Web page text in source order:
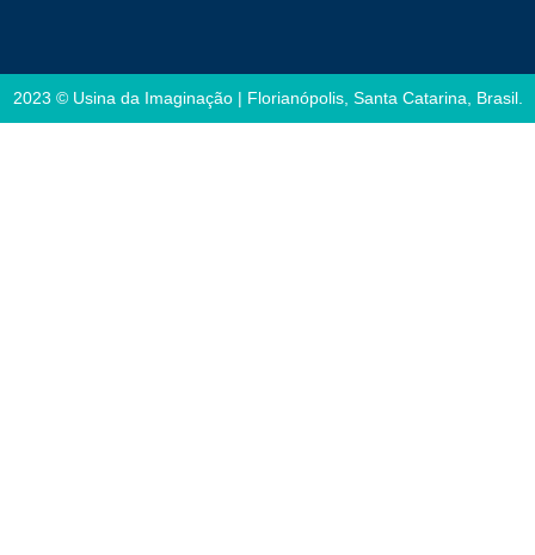
2023 © Usina da Imaginação | Florianópolis, Santa Catarina, Brasil.